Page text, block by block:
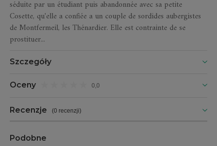
séduite par un étudiant puis abandonnée avec sa petite
Cosette, qu'elle a confiée a un couple de sordides aubergistes
de Montfermeil, les Thénardier. Elle est contrainte de se
prostituer...
Szczegóły
Oceny 0,0
Recenzje (0 recenzji)
Podobne